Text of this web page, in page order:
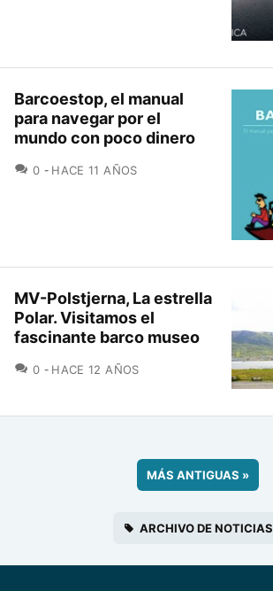
Barcoestop, el manual
para navegar por el
mundo con poco dinero
0 COMENTARIOS
HACE 11 AÑOS
MV-Polstjerna, La estrella
Polar. Visitamos el
fascinante barco museo
0 COMENTARIOS
HACE 12 AÑOS
MÁS ANTIGUAS »
ARCHIVO DE NOTICIAS